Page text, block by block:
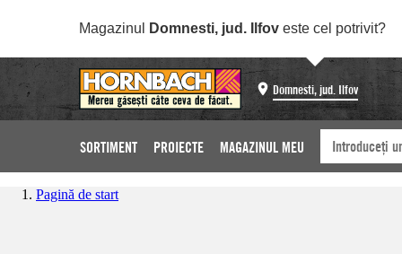
Magazinul Domnesti, jud. Ilfov este cel potrivit?
Domnesti, jud. Ilfov
SORTIMENT PROIECTE MAGAZINUL MEU
Pagină de start